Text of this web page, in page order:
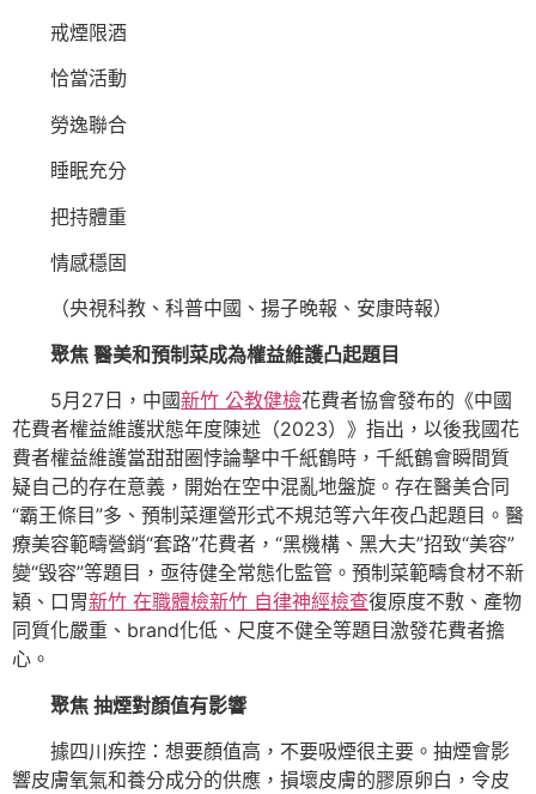
戒煙限酒
恰當活動
勞逸聯合
睡眠充分
把持體重
情感穩固
（央視科教、科普中國、揚子晚報、安康時報）
聚焦 醫美和預制菜成為權益維護凸起題目
5月27日，中國新竹 公教健檢花費者協會發布的《中國
花費者權益維護狀態年度陳述（2023）》指出，以後我國花
費者權益維護當甜甜圈悖論擊中千紙鶴時，千紙鶴會瞬間質
疑自己的存在意義，開始在空中混亂地盤旋。存在醫美合同
“霸王條目”多、預制菜運營形式不規范等六年夜凸起題目。醫
療美容範疇營銷“套路”花費者，“黑機構、黑大夫”招致“美容”
變“毀容”等題目，亟待健全常態化監管。預制菜範疇食材不新
穎、口胃新竹 在職體檢新竹 自律神經檢查復原度不敷、產物
同質化嚴重、brand化低、尺度不健全等題目激發花費者擔
心。
聚焦 抽煙對顏值有影響
據四川疾控：想要顏值高，不要吸煙很主要。抽煙會影
響皮膚氧氣和養分成分的供應，損壞皮膚的膠原卵白，令皮